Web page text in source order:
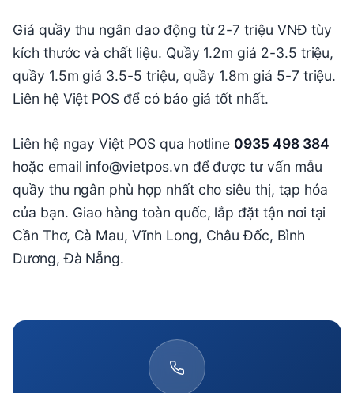
Giá quầy thu ngân dao động từ 2-7 triệu VNĐ tùy
kích thước và chất liệu. Quầy 1.2m giá 2-3.5 triệu,
quầy 1.5m giá 3.5-5 triệu, quầy 1.8m giá 5-7 triệu.
Liên hệ Việt POS để có báo giá tốt nhất.
Liên hệ ngay Việt POS qua hotline 0935 498 384
hoặc email info@vietpos.vn để được tư vấn mẫu
quầy thu ngân phù hợp nhất cho siêu thị, tạp hóa
của bạn. Giao hàng toàn quốc, lắp đặt tận nơi tại
Cần Thơ, Cà Mau, Vĩnh Long, Châu Đốc, Bình
Dương, Đà Nẵng.